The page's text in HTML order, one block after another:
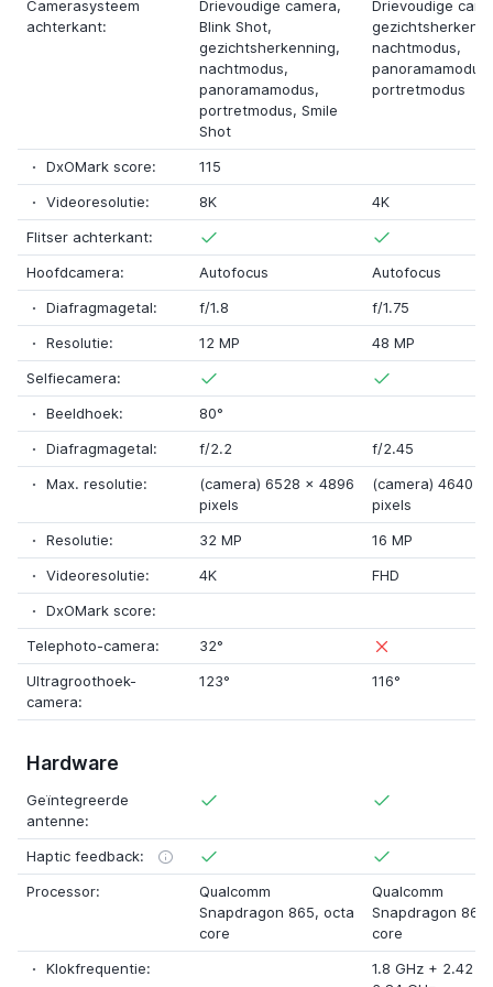
Camerasysteem
achterkant:
Drievoudige camera,
Blink Shot,
gezichtsherkenning,
nachtmodus,
panoramamodus,
portretmodus, Smile
Shot
Drievoudige
nachtmodus,
panoramamodus,
portretmodus
DxOMark score:
115
Videoresolutie:
8K
4K
Flitser achterkant:
Hoofdcamera:
Autofocus
Autofocus
Diafragmagetal:
f/1.8
f/1.75
Resolutie:
12 MP
48 MP
Selfiecamera:
Beeldhoek:
80°
Diafragmagetal:
f/2.2
f/2.45
Max. resolutie:
(camera) 6528 x 4896
pixels
(camera) 4640
pixels
Resolutie:
32 MP
16 MP
Videoresolutie:
4K
FHD
DxOMark score:
Telephoto-camera:
32°
Ultragroothoek-
camera:
123° 116°
Hardware
Geïntegreerde
antenne:
Haptic feedback:
Processor:
Qualcomm
Snapdragon 865, octa
core
Qualcomm
Snapdragon 865
core
Klokfrequentie:
1.8 GHz + 2.42